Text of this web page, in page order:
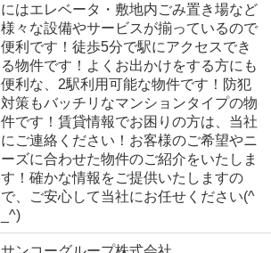
にはエレベータ・敷地内ごみ置き場など
様々な設備やサービスが揃っているので
便利です！徒歩5分で駅にアクセスでき
る物件です！よくお出かけをする方にも
便利な、2駅利用可能な物件です！防犯
対策もバッチリなマンションタイプの物
件です！賃貸情報でお困りの方は、当社
にご連絡ください！お客様のご希望やニ
ーズに合わせた物件のご紹介をいたしま
す！確かな情報をご提供いたしますの
で、ご安心して当社にお任せください(^
_^)